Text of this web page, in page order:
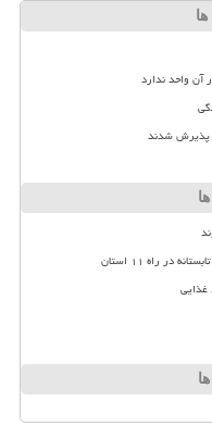
ها
آن واحد ندارد
غذایی